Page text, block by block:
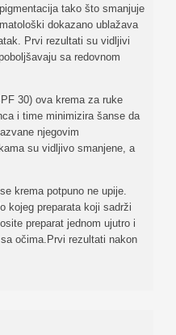
tako što smanjuje
dokazano ublažava
Prvi rezultati su vidljivi
sa redovnom
30) ova krema za ruke
i time minimizira šanse da
njegovim
su vidljivo smanjene, a
krema potpuno ne upije.
kojeg preparata koji sadrži
preparat jednom ujutro i
očima.Prvi rezultati nakon